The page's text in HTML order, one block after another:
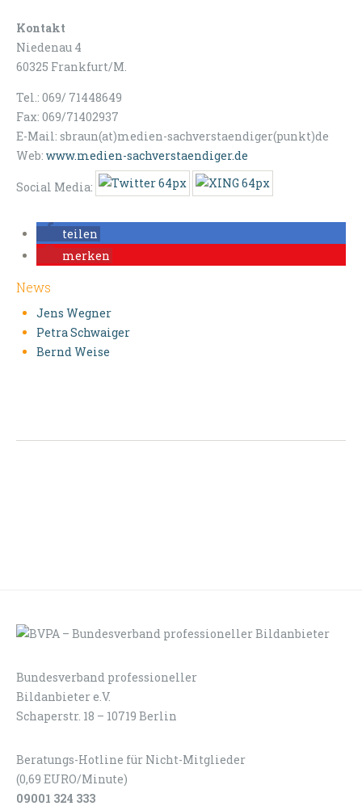
Kontakt
Niedenau 4
60325 Frankfurt/M.
Tel.: 069/ 71448649
Fax: 069/71402937
E-Mail: sbraun(at)medien-sachverstaendiger(punkt)de
Web: www.medien-sachverstaendiger.de
Social Media:
teilen
merken
News
Jens Wegner
Petra Schwaiger
Bernd Weise
Bundesverband professioneller
Bildanbieter e.V.
Schaperstr. 18 – 10719 Berlin
Beratungs-Hotline für Nicht-Mitglieder
(0,69 EURO/Minute)
09001 324 333